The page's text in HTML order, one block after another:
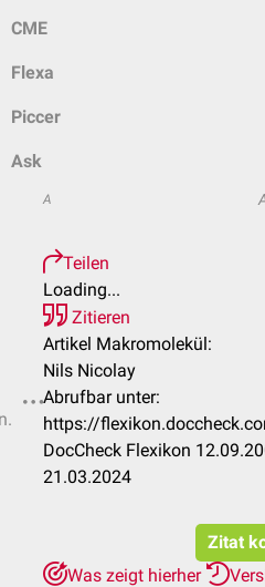
CME
Flexa
Piccer
Ask
A
Teilen
Loading...
Zitieren
Artikel Makromolekül:
Nils Nicolay
Abrufbar unter:
https://
DocCheck Flexikon
21.03.2024
Zitat
Was zeigt hierher